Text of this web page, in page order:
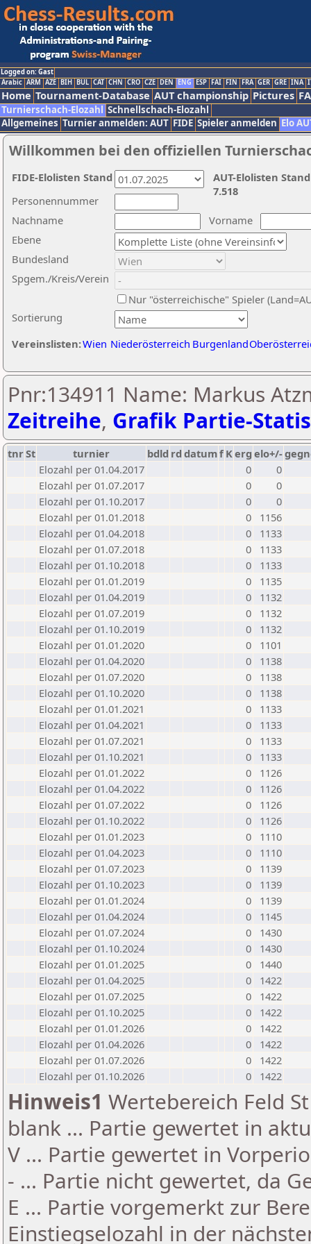
Logged on: Gast
Arabic ARM AZE BIH BUL CAT CHN CRO CZE DEN ENG ESP FAI FIN FRA GER GRE INA
Home Tournament-Database AUT championship Pictures
Turnierschach-Elozahl Schnellschach-Elozahl
Allgemeines Turnier anmelden: AUT FIDE Spieler anmelden Elo
Willkommen bei den offiziellen
Nachname
Vorname
Ebene
Sortierung
Personennummer
Bundesland
Spgem./Kreis/Verein
Nur "österreichische" Spieler
Vereinslisten:Wien Niederösterreich Burgenland
AUT-Elolisten
7.518
FIDE-Elolisten Stand
Pnr:134911 Name: Markus
Zeitreihe, Grafik Partie-
tnrSt turnier bdld rd datumf Kerg elo+/-
Elozahl per 01.04.2017
0
0
Elozahl per 01.07.2017
0
0
Elozahl per 01.10.2017
0
0
Elozahl per 01.01.2018
0
1156
Elozahl per 01.04.2018
0
1133
Elozahl per 01.07.2018
0
1133
Elozahl per 01.10.2018
0
1133
Elozahl per 01.01.2019
0
1135
Elozahl per 01.04.2019
0
1132
Elozahl per 01.07.2019
0
1132
Elozahl per 01.10.2019
0
1132
Elozahl per 01.01.2020
0
1101
Elozahl per 01.04.2020
0
1138
Elozahl per 01.07.2020
0
1138
Elozahl per 01.10.2020
0
1138
Elozahl per 01.01.2021
0
1133
Elozahl per 01.04.2021
0
1133
Elozahl per 01.07.2021
0
1133
Elozahl per 01.10.2021
0
1133
Elozahl per 01.01.2022
0
1126
Elozahl per 01.04.2022
0
1126
Elozahl per 01.07.2022
0
1126
Elozahl per 01.10.2022
0
1126
Elozahl per 01.01.2023
0
1110
Elozahl per 01.04.2023
0
1110
Elozahl per 01.07.2023
0
1139
Elozahl per 01.10.2023
0
1139
Elozahl per 01.01.2024
0
1139
Elozahl per 01.04.2024
0
1145
Elozahl per 01.07.2024
0
1430
Elozahl per 01.10.2024
0
1430
Elozahl per 01.01.2025
0
1440
Elozahl per 01.04.2025
0
1422
Elozahl per 01.07.2025
0
1422
Elozahl per 01.10.2025
0
1422
Elozahl per 01.01.2026
0
1422
Elozahl per 01.04.2026
0
1422
Elozahl per 01.07.2026
0
1422
Elozahl per 01.10.2026
0 1422
Hinweis1 Wertebereich Feld
blank ... Partie gewertet in
V ... Partie gewertet in
- ... Partie nicht gewertet, da
E ... Partie vorgemerkt zur
Einstiegselozahl in der